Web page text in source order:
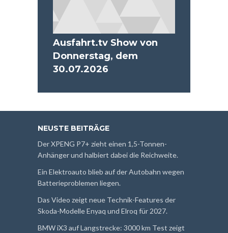
Ausfahrt.tv Show von
Donnerstag, dem
30.07.2026
NEUSTE BEITRÄGE
Der XPENG P7+ zieht einen 1,5-Tonnen-
Anhänger und halbiert dabei die Reichweite.
Ein Elektroauto blieb auf der Autobahn wegen
Batterieproblemen liegen.
Das Video zeigt neue Technik-Features der
Skoda-Modelle Enyaq und Elroq für 2027.
BMW iX3 auf Langstrecke: 3000 km Test zeigt